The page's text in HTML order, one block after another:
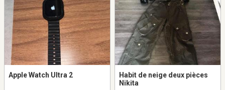
Apple Watch Ultra 2
Habit de neige deux pièces
Nikita